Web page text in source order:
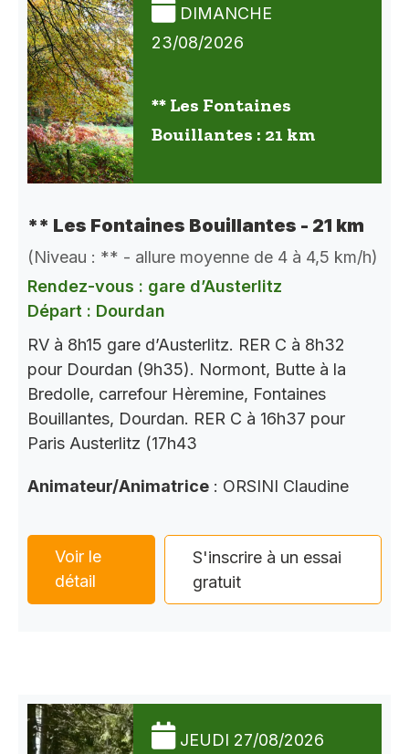
DIMANCHE
23/08/2026
** Les Fontaines
Bouillantes : 21 km
** Les Fontaines Bouillantes - 21 km
(Niveau : ** - allure moyenne de 4 à 4,5 km/h)
Rendez-vous : gare d’Austerlitz
Départ : Dourdan
RV à 8h15 gare d’Austerlitz. RER C à 8h32
pour Dourdan (9h35). Normont, Butte à la
Bredolle, carrefour Hèremine, Fontaines
Bouillantes, Dourdan. RER C à 16h37 pour
Paris Austerlitz (17h43
Animateur/Animatrice : ORSINI Claudine
Voir le
détail
S'inscrire à un essai
gratuit
JEUDI 27/08/2026